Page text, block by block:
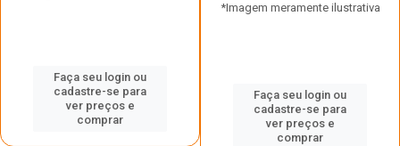
Faça seu login ou
cadastre-se para
ver preços e
comprar
*Imagem meramente ilustrativa
Faça seu login ou
cadastre-se para
ver preços e
comprar